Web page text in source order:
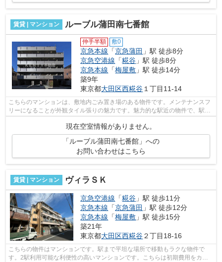
賃貸 | マンション ルーブル蒲田南七番館
仲手半額 敷0
京急本線 「京急蒲田 」駅 徒歩8分
京急空港線 「糀谷 」駅 徒歩8分
京急本線 「梅屋敷 」駅 徒歩14分
築9年
東京都大田区西糀谷 １丁目11-14
こちらのマンションは、敷地内ごみ置き場のある物件です。メンテナンスフ
リーになることが外観タイル張りの魅力です。魅力的な駅近の物件で、駅ま
で徒歩8分です。2駅利用可能なので、...
現在空室情報がありません。
「ルーブル蒲田南七番館」への
お問い合わせはこちら
賃貸 | マンション ヴィラＳＫ
京急空港線 「糀谷 」駅 徒歩11分
京急本線 「京急蒲田 」駅 徒歩12分
京急本線 「梅屋敷 」駅 徒歩15分
築21年
東京都大田区西糀谷２丁目18-16
こちらの物件はマンションです。駅まで平坦な場所で移動もラクな物件で
す。2駅利用可能な利便性の高いマンションです。こちらは初期費用をカー